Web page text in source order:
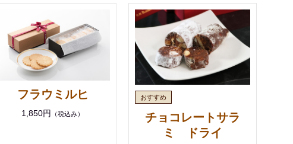
フラウミルヒ
1,850円 （税込み）
チョコレートサラ
ミ ドライ